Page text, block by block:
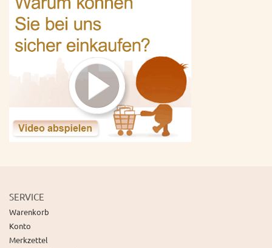
SERVICE
Warenkorb
Konto
Merkzettel